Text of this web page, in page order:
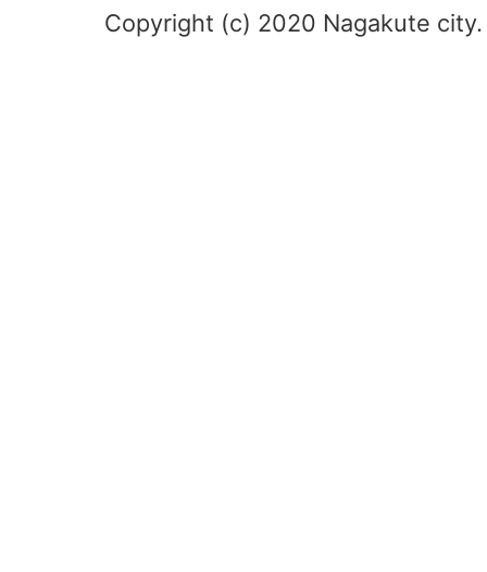
Copyright (c) 2020 Nagakute